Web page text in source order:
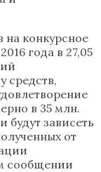
на конкурсное
года в 27,05
средств,
в 35 млн.
зависеть
от
сообщении